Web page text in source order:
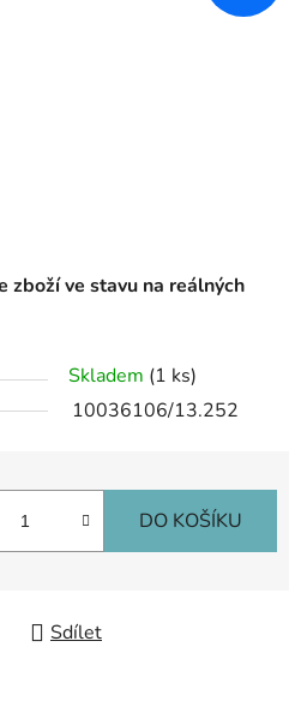
zboží ve stavu na reálných
Skladem (1 ks)
10036106/13.252
DO KOŠÍKU
Sdílet